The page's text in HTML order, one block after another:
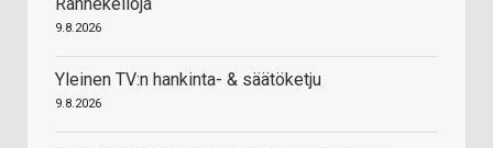
9.8.2026
Yleinen TV:n hankinta- & säätöketju
9.8.2026